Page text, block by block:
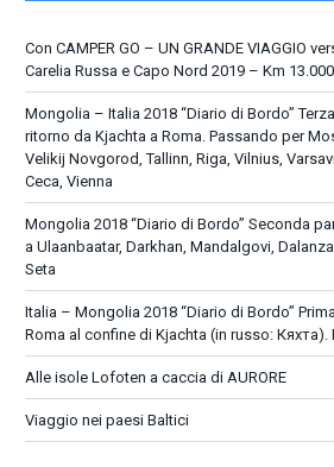
Con CAMPER GO – UN GRANDE VIAGGIO
Carelia Russa e Capo Nord 2019 – Km 13.000
Mongolia – Italia 2018 “Diario di Bordo”
ritorno da Kjachta a Roma. Passando per
Velikij Novgorod, Tallinn, Riga, Vilnius,
Ceca, Vienna
Mongolia 2018 “Diario di Bordo” Seconda
a Ulaanbaatar, Darkhan, Mandalgovi,
Seta
Italia – Mongolia 2018 “Diario di Bordo”
Roma al confine di Kjachta (in russo: Кяхта).
Alle isole Lofoten a caccia di AURORE
Viaggio nei paesi Baltici